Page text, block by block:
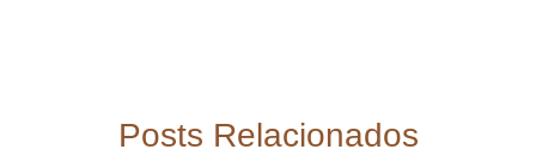
Posts Relacionados